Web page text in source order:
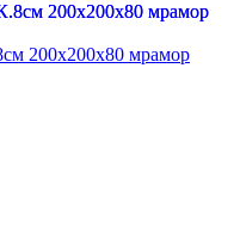
200х200х80 мрамор